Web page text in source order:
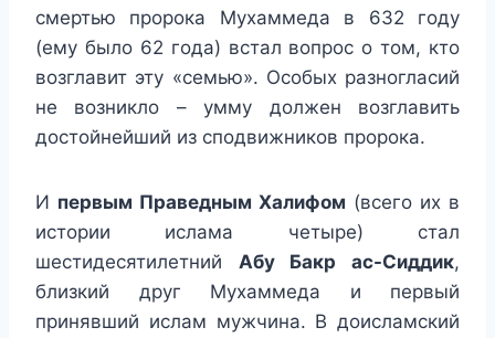
смертью пророка Мухаммеда в 632 году
(ему было 62 года) встал вопрос о том, кто
возглавит эту «семью». Особых разногласий
не возникло – умму должен возглавить
достойнейший из сподвижников пророка.
И первым Праведным Халифом (всего их в
истории ислама четыре) стал
шестидесятилетний Абу Бакр ас-Сиддик,
близкий друг Мухаммеда и первый
принявший ислам мужчина. В доисламский